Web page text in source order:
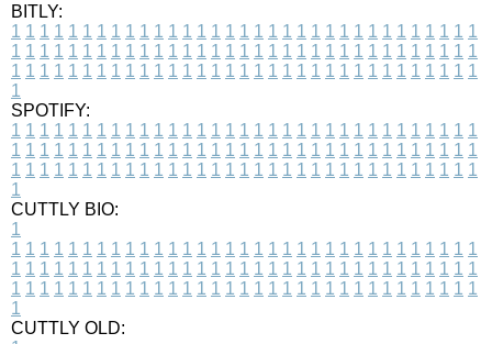
BITLY:
1 1 1 1 1 1 1 1 1 1 1 1 1 1 1 1 1 1 1 1 1 1 1 1 1 1 1 1 1 1 1 1 1
1 1 1 1 1 1 1 1 1 1 1 1 1 1 1 1 1 1 1 1 1 1 1 1 1 1 1 1 1 1 1 1 1
1 1 1 1 1 1 1 1 1 1 1 1 1 1 1 1 1 1 1 1 1 1 1 1 1 1 1 1 1 1 1 1 1
1
SPOTIFY:
1 1 1 1 1 1 1 1 1 1 1 1 1 1 1 1 1 1 1 1 1 1 1 1 1 1 1 1 1 1 1 1 1
1 1 1 1 1 1 1 1 1 1 1 1 1 1 1 1 1 1 1 1 1 1 1 1 1 1 1 1 1 1 1 1 1
1 1 1 1 1 1 1 1 1 1 1 1 1 1 1 1 1 1 1 1 1 1 1 1 1 1 1 1 1 1 1 1 1
1
CUTTLY BIO:
1
1 1 1 1 1 1 1 1 1 1 1 1 1 1 1 1 1 1 1 1 1 1 1 1 1 1 1 1 1 1 1 1 1
1 1 1 1 1 1 1 1 1 1 1 1 1 1 1 1 1 1 1 1 1 1 1 1 1 1 1 1 1 1 1 1 1
1 1 1 1 1 1 1 1 1 1 1 1 1 1 1 1 1 1 1 1 1 1 1 1 1 1 1 1 1 1 1 1 1
1
CUTTLY OLD: